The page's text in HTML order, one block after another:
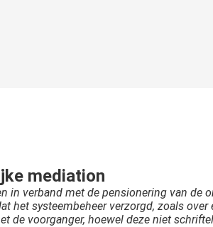
mediation
in verband met de pensionering van de
het systeembeheer verzorgd, zoals
de voorganger, hoewel deze niet